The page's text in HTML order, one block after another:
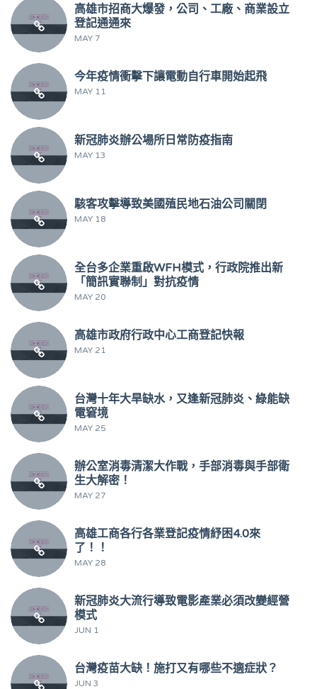
高雄市招商大爆發，公司、工廠、商業設立
登記通通來
MAY 7
今年疫情衝擊下讓電動自行車開始起飛
MAY 11
新冠肺炎辦公場所日常防疫指南
MAY 13
駭客攻擊導致美國殖民地石油公司關閉
MAY 18
全台多企業重啟WFH模式，行政院推出新
「簡訊實聯制」對抗疫情
MAY 20
高雄市政府行政中心工商登記快報
MAY 21
台灣十年大旱缺水，又逢新冠肺炎、綠能缺
電窘境
MAY 25
辦公室消毒清潔大作戰，手部消毒與手部衛
生大解密！
MAY 27
高雄工商各行各業登記疫情紓困4.0來
了！！
MAY 28
新冠肺炎大流行導致電影產業必須改變經營
模式
JUN 1
台灣疫苗大缺！施打又有哪些不適症狀？
JUN 3